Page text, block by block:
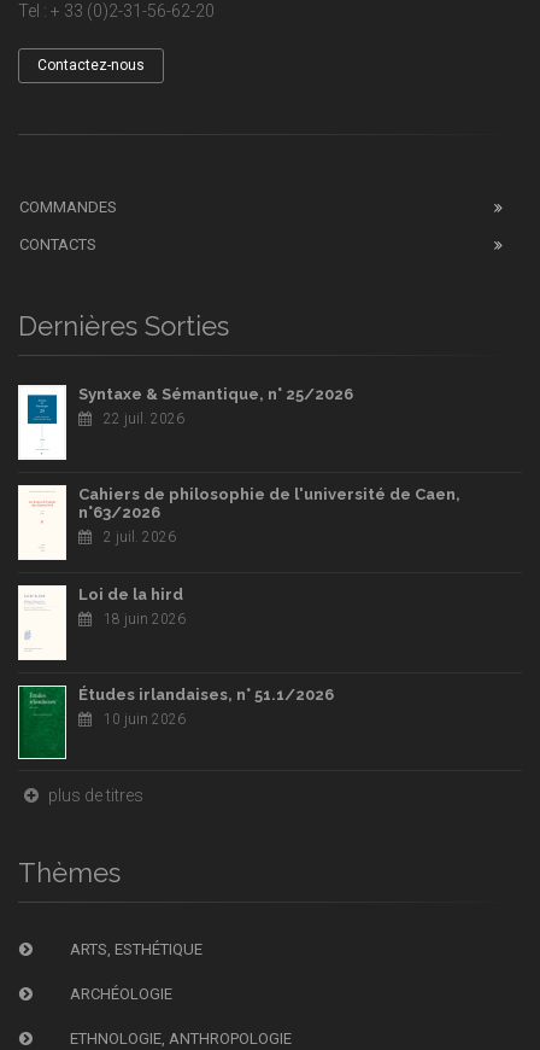
Tel : + 33 (0)2-31-56-62-20
Contactez-nous
COMMANDES
CONTACTS
Dernières Sorties
Syntaxe & Sémantique, n° 25/2026
22 juil. 2026
Cahiers de philosophie de l'université de Caen,
n°63/2026
2 juil. 2026
Loi de la hird
18 juin 2026
Études irlandaises, n° 51.1/2026
10 juin 2026
plus de titres
Thèmes
ARTS, ESTHÉTIQUE
ARCHÉOLOGIE
ETHNOLOGIE, ANTHROPOLOGIE